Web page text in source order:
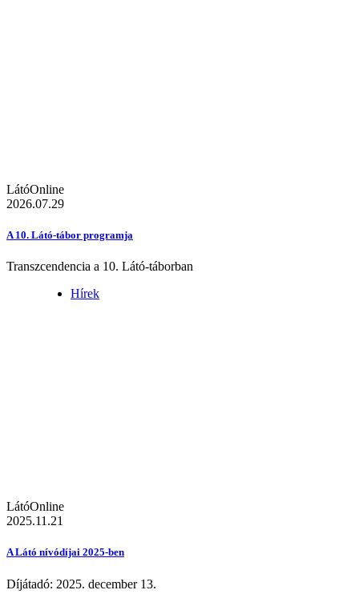
LátóOnline
2026.07.29
A 10. Látó-tábor programja
Transzcendencia a 10. Látó-táborban
Hírek
LátóOnline
2025.11.21
A Látó nívódíjai 2025-ben
Díjátadó: 2025. december 13.